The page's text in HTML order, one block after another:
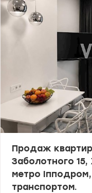
Кімната 1 — 15,7 м² •
експлуатацію в 2021
територія, консьєрж-
спортивні майданчики.
Поруч ТРЦ Respublika
школи, садочки
Продаж
Заболотного
метро
транспортом.